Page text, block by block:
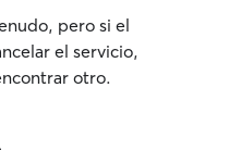
pero si el
el servicio,
otro.